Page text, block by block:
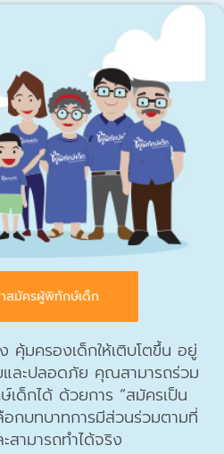
สมัครผู้พิทักษ์เด็ก
มครองเด็กให้เติบโตขึ้น อยู่
ละปลอดภัย คุณสามารถร่วม
ด็กได้ ด้วยการ “สมัครเป็น
อกบทบาทการมีส่วนร่วมตามที่
สามารถทำได้จริง